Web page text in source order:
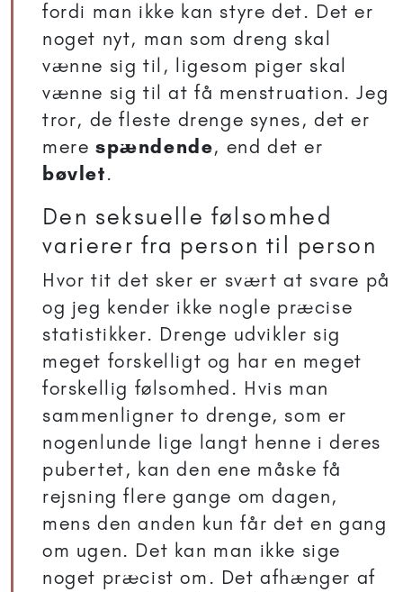
fordi man ikke kan styre det. Det er
noget nyt, man som dreng skal
vænne sig til, ligesom piger skal
vænne sig til at få menstruation. Jeg
tror, de fleste drenge synes, det er
mere spændende, end det er
bøvlet.
Den seksuelle følsomhed
varierer fra person til person
Hvor tit det sker er svært at svare på
og jeg kender ikke nogle præcise
statistikker. Drenge udvikler sig
meget forskelligt og har en meget
forskellig følsomhed. Hvis man
sammenligner to drenge, som er
nogenlunde lige langt henne i deres
pubertet, kan den ene måske få
rejsning flere gange om dagen,
mens den anden kun får det en gang
om ugen. Det kan man ikke sige
noget præcist om. Det afhænger af